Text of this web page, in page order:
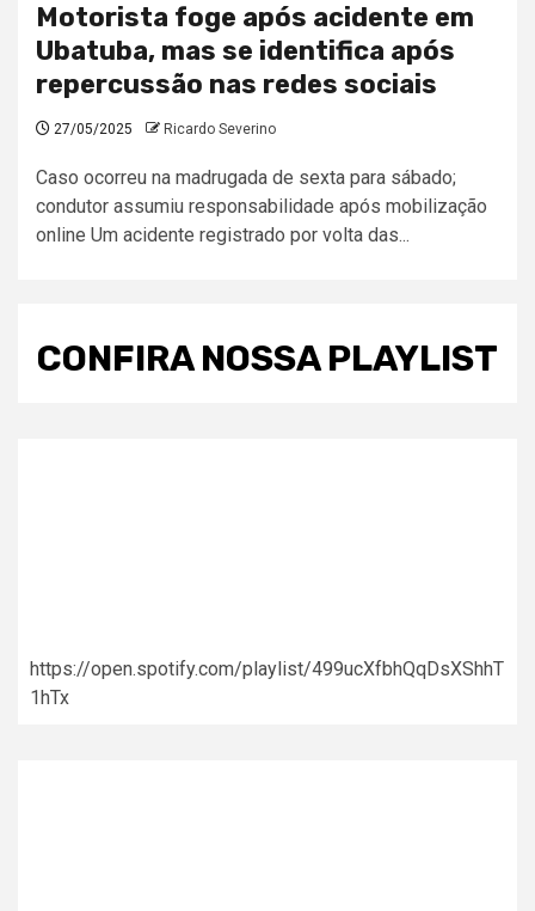
Motorista foge após acidente em
Ubatuba, mas se identifica após
repercussão nas redes sociais
27/05/2025 Ricardo Severino
Caso ocorreu na madrugada de sexta para sábado;
condutor assumiu responsabilidade após mobilização
online Um acidente registrado por volta das...
CONFIRA NOSSA PLAYLIST
https://open.spotify.com/playlist/499ucXfbhQqDsXShhT
1hTx